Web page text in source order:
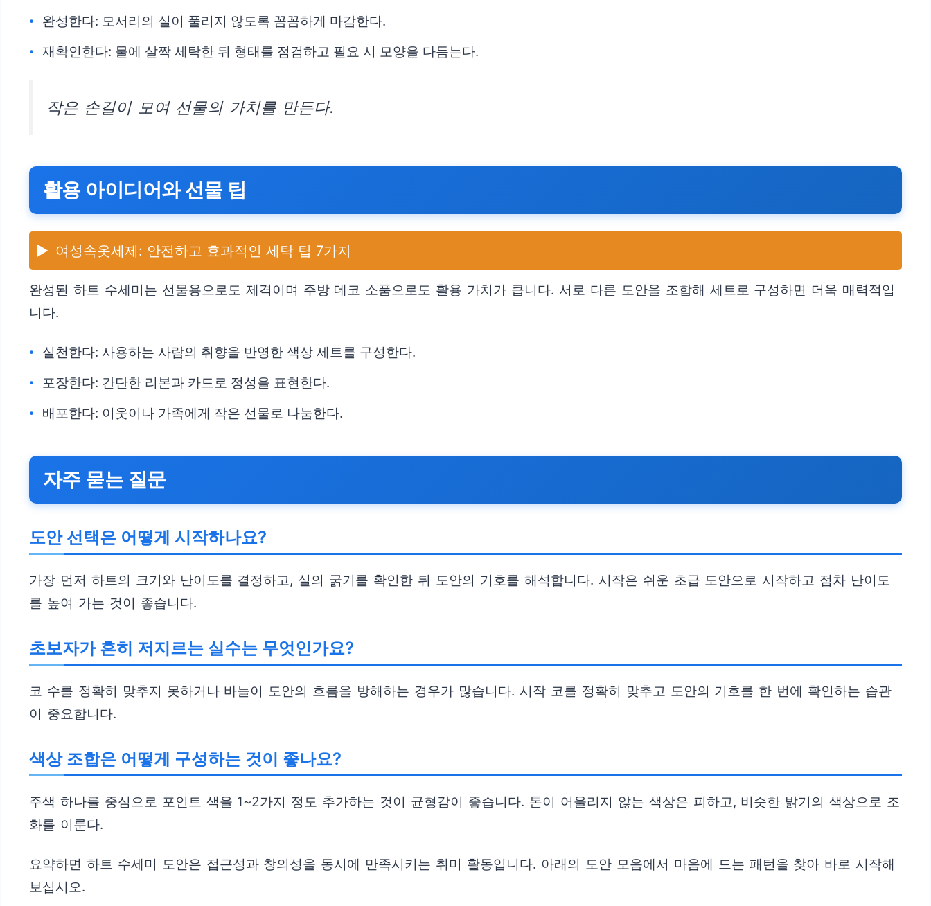
완성한다: 모서리의 실이 풀리지 않도록 꼼꼼하게 마감한다.
재확인한다: 물에 살짝 세탁한 뒤 형태를 점검하고 필요 시 모양을 다듬는다.
작은 손길이 모여 선물의 가치를 만든다.
활용 아이디어와 선물 팁
▶️ 여성속옷세제: 안전하고 효과적인 세탁 팁 7가지
완성된 하트 수세미는 선물용으로도 제격이며 주방 데코 소품으로도 활용 가치가 큽니다. 서로 다른 도안을 조합해 세트로 구성하면 더욱 매력적입
니다.
실천한다: 사용하는 사람의 취향을 반영한 색상 세트를 구성한다.
포장한다: 간단한 리본과 카드로 정성을 표현한다.
배포한다: 이웃이나 가족에게 작은 선물로 나눔한다.
자주 묻는 질문
도안 선택은 어떻게 시작하나요?
가장 먼저 하트의 크기와 난이도를 결정하고, 실의 굵기를 확인한 뒤 도안의 기호를 해석합니다. 시작은 쉬운 초급 도안으로 시작하고 점차 난이도
를 높여 가는 것이 좋습니다.
초보자가 흔히 저지르는 실수는 무엇인가요?
코 수를 정확히 맞추지 못하거나 바늘이 도안의 흐름을 방해하는 경우가 많습니다. 시작 코를 정확히 맞추고 도안의 기호를 한 번에 확인하는 습관
이 중요합니다.
색상 조합은 어떻게 구성하는 것이 좋나요?
주색 하나를 중심으로 포인트 색을 1~2가지 정도 추가하는 것이 균형감이 좋습니다. 톤이 어울리지 않는 색상은 피하고, 비슷한 밝기의 색상으로 조
화를 이룬다.
요약하면 하트 수세미 도안은 접근성과 창의성을 동시에 만족시키는 취미 활동입니다. 아래의 도안 모음에서 마음에 드는 패턴을 찾아 바로 시작해
보십시오.